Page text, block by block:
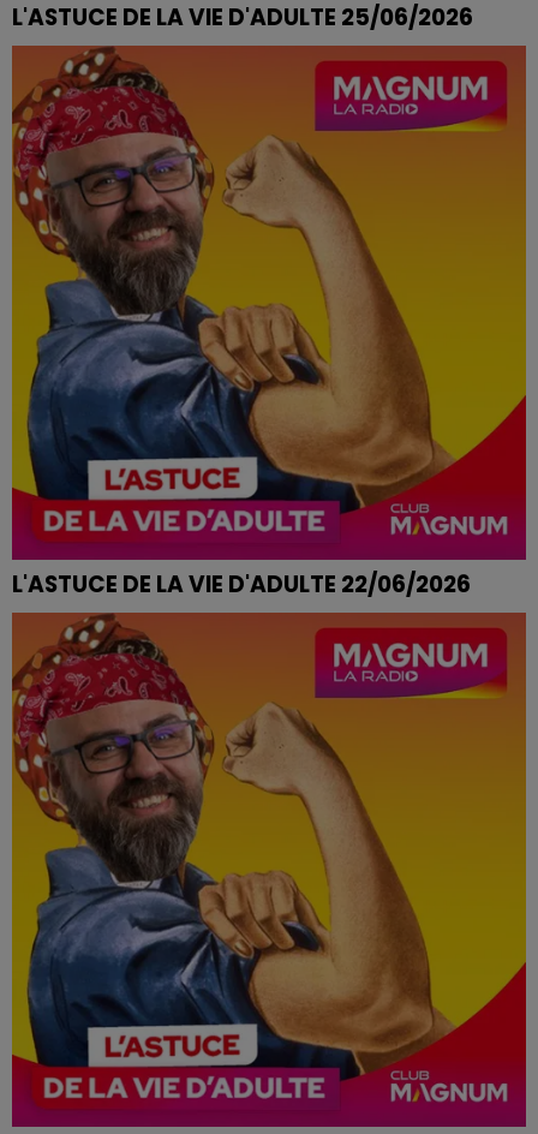
L'ASTUCE DE LA VIE D'ADULTE 25/06/2026
CRISE DE HOQUET INCONTROLABLE
L'ASTUCE DE LA VIE D'ADULTE 22/06/2026
COUP DE CHAUD EN PLEINE JOURNÉE